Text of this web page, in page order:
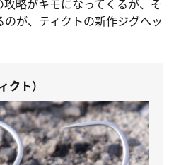
略がキモになってくるが、そ
が、ティクトの新作ジグヘッ
クト）